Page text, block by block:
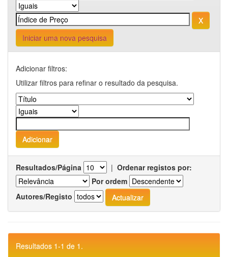
Iniciar uma nova pesquisa
Adicionar filtros:
Utilizar filtros para refinar o resultado da pesquisa.
Resultados/Página | Ordenar registos por:
Por ordem
Autores/Registo
Resultados 1-1 de 1.